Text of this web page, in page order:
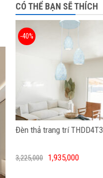
CÓ THỂ BẠN SẼ THÍCH
Đèn thả trang trí THDD4T3
-40%
3,225,000 1,935,000